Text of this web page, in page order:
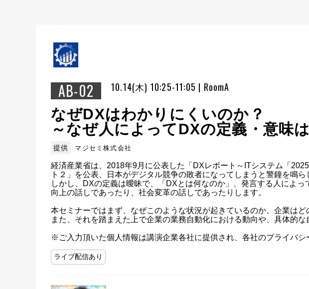
AB-02 10.14(木) 10:25-11:05 | RoomA
なぜDXはわかりにくいのか？
～なぜ人によってDXの定義・意味
提供 マジセミ株式会社
経済産業省は、2018年9月に公表した「DXレポート～ITシステム「
ト２」を公表、日本がデジタル競争の敗者になってしまうと警鐘を鳴ら
しかし、DXの定義は曖昧で、「DXとは何なのか」、発言する人によ
向上の話しであったり、社会変革の話しであったりします。
本セミナーではまず、なぜこのような状況が起きているのか、企業は
また、それを踏まえた上で企業の業務自動化における動向や、具体的な
※ご入力頂いた個人情報は講演企業各社に提供され、各社のプライバシ
ライブ配信あり